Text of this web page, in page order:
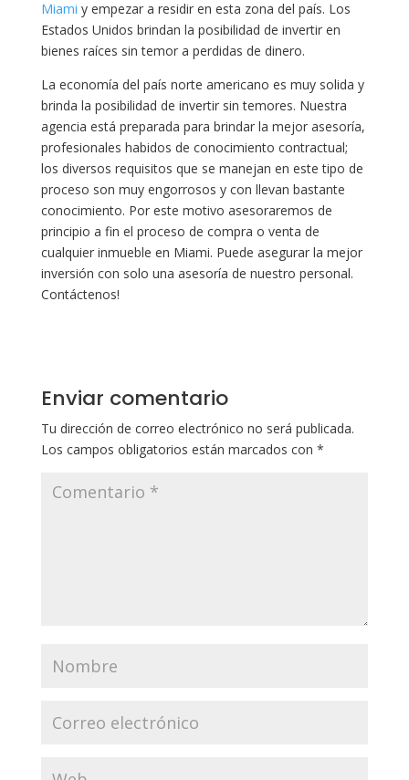
Miami y empezar a residir en esta zona del país. Los
Estados Unidos brindan la posibilidad de invertir en
bienes raíces sin temor a perdidas de dinero.
La economía del país norte americano es muy solida y
brinda la posibilidad de invertir sin temores. Nuestra
agencia está preparada para brindar la mejor asesoría,
profesionales habidos de conocimiento contractual;
los diversos requisitos que se manejan en este tipo de
proceso son muy engorrosos y con llevan bastante
conocimiento. Por este motivo asesoraremos de
principio a fin el proceso de compra o venta de
cualquier inmueble en Miami. Puede asegurar la mejor
inversión con solo una asesoría de nuestro personal.
Contáctenos!
Enviar comentario
Tu dirección de correo electrónico no será publicada.
Los campos obligatorios están marcados con *